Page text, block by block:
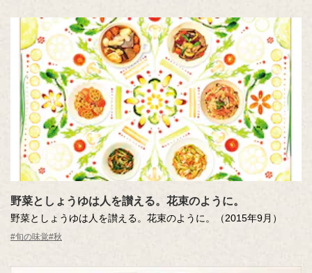
野菜としょうゆは人を讃える。花束のように。
野菜としょうゆは人を讃える。花束のように。（2015年9月）
#旬の味覚#秋